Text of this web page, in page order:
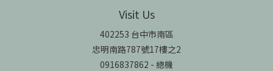
Visit Us
402253 台中市南區
忠明南路787號17樓之2
0916837862 - 總機